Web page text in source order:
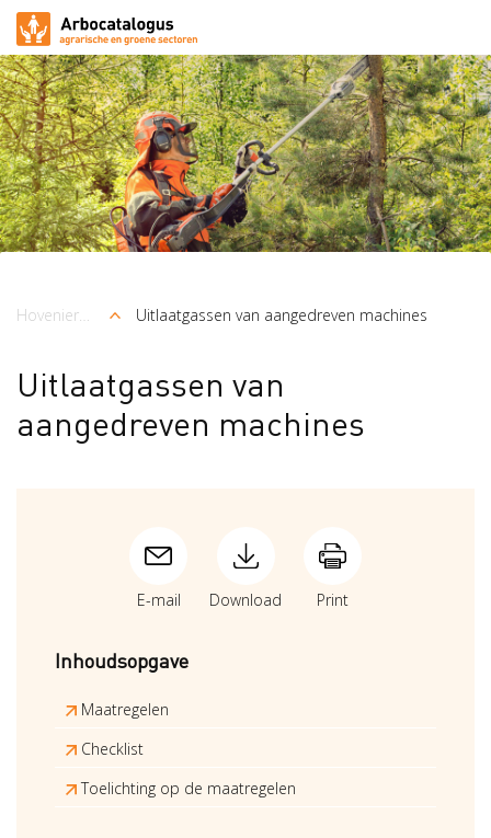
Arbocatalogus
Sectoren
Kruimelpad
Hoveniers en Groenvoorziening Uitlaatgassen van aangedreven machines
Uitlaatgassen van
aangedreven machines
E-mail Download Print
Inhoudsopgave
Maatregelen
Checklist
Toelichting op de maatregelen